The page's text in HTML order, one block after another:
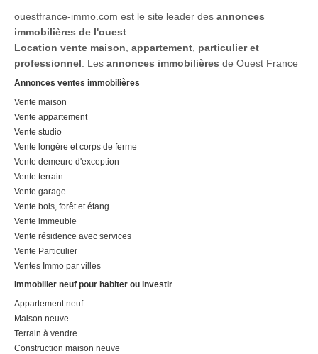
ouestfrance-immo.com est le site leader des annonces
immobilières de l'ouest
Location vente maison appartement particulier et
professionnel . Les annonces immobilières de Ouest France
Annonces ventes immobilières
Vente maison
Vente appartement
Vente studio
Vente longère et corps de ferme
Vente demeure d'exception
Vente terrain
Vente garage
Vente bois, forêt et étang
Vente immeuble
Vente résidence avec services
Vente Particulier
Ventes Immo par villes
Immobilier neuf pour habiter ou investir
Appartement neuf
Maison neuve
Terrain à vendre
Construction maison neuve